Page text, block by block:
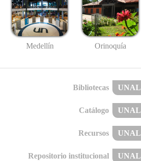
Medellín Orinoquía
Bibliotecas UNAL
Catálogo UNAL
Recursos UNAL
Repositorio institucional UNAL